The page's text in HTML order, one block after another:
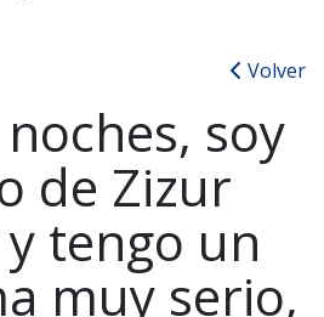
Volver
soy
de Zizur
tengo un
muy serio,